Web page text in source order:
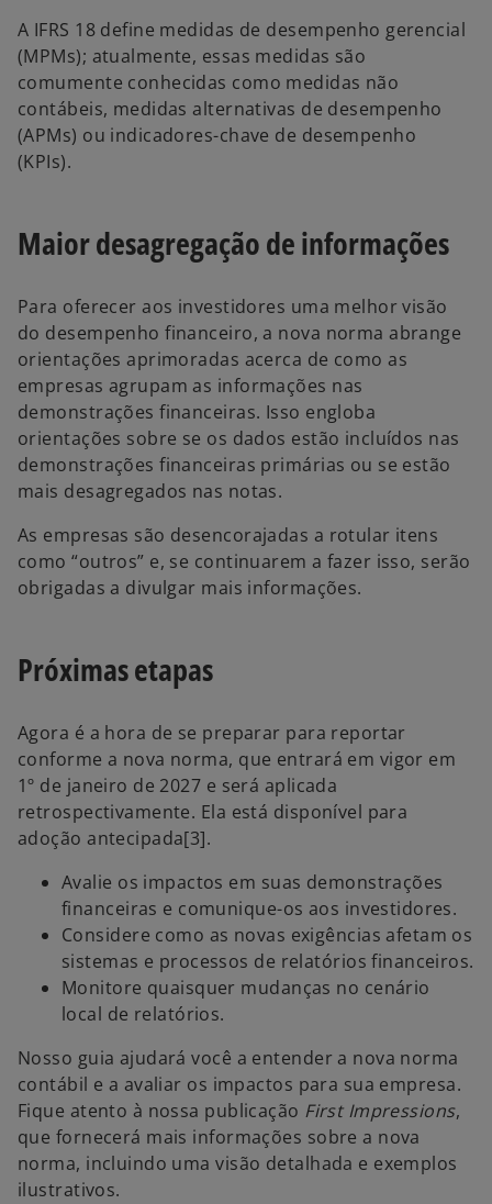
A IFRS 18 define medidas de desempenho gerencial
(MPMs); atualmente, essas medidas são
comumente conhecidas como medidas não
contábeis, medidas alternativas de desempenho
(APMs) ou indicadores-chave de desempenho
(KPIs).
Maior desagregação de informações
Para oferecer aos investidores uma melhor visão
do desempenho financeiro, a nova norma abrange
orientações aprimoradas acerca de como as
empresas agrupam as informações nas
demonstrações financeiras. Isso engloba
orientações sobre se os dados estão incluídos nas
demonstrações financeiras primárias ou se estão
mais desagregados nas notas.
As empresas são desencorajadas a rotular itens
como “outros” e, se continuarem a fazer isso, serão
obrigadas a divulgar mais informações.
Próximas etapas
Agora é a hora de se preparar para reportar
conforme a nova norma, que entrará em vigor em
1º de janeiro de 2027 e será aplicada
retrospectivamente. Ela está disponível para
adoção antecipada[3].
Avalie os impactos em suas demonstrações
financeiras e comunique-os aos investidores.
Considere como as novas exigências afetam os
sistemas e processos de relatórios financeiros.
Monitore quaisquer mudanças no cenário
local de relatórios.
Nosso guia ajudará você a entender a nova norma
contábil e a avaliar os impactos para sua empresa.
Fique atento à nossa publicação First Impressions,
que fornecerá mais informações sobre a nova
norma, incluindo uma visão detalhada e exemplos
ilustrativos.